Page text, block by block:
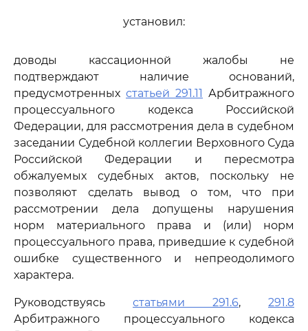
установил:
доводы кассационной жалобы не
подтверждают наличие оснований,
предусмотренных статьей 291.11 Арбитражного
процессуального кодекса Российской
Федерации, для рассмотрения дела в судебном
заседании Судебной коллегии Верховного Суда
Российской Федерации и пересмотра
обжалуемых судебных актов, поскольку не
позволяют сделать вывод о том, что при
рассмотрении дела допущены нарушения
норм материального права и (или) норм
процессуального права, приведшие к судебной
ошибке существенного и непреодолимого
характера.
Руководствуясь статьями 291.6, 291.8
Арбитражного процессуального кодекса